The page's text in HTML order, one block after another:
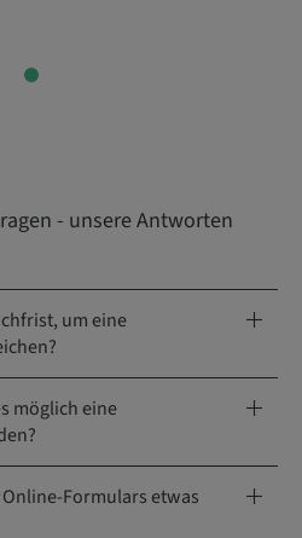
- unsere Antworten
um eine
möglich eine
Formulars etwas